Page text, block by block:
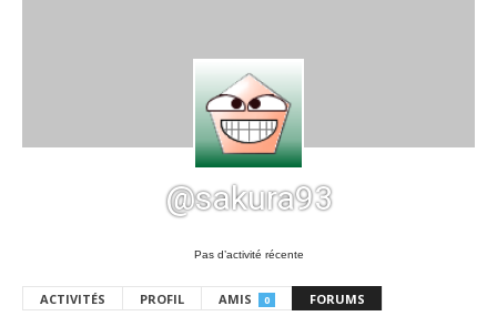
@sakura93
Pas d’activité récente
ACTIVITÉS PROFIL AMIS 0 FORUMS